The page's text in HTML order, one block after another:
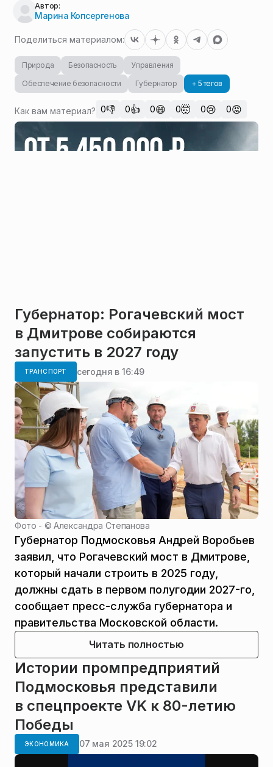
Автор:
Марина Копсергенова
Поделиться материалом:
Природа Безопасность
Управления
Обеспечение безопасности
Губернатор + 5 тегов
Как вам материал? 0👎 0👍 0😄 0🤯 0😢 0😡
Губернатор: Рогачевский мост
в Дмитрове собираются
запустить в 2027 году
ТРАНСПОРТ сегодня в 16:49
Фото - ©Александра Степанова
Губернатор Подмосковья Андрей Воробьев
заявил, что Рогачевский мост в Дмитрове,
который начали строить в 2025 году,
должны сдать в первом полугодии 2027-го,
сообщает пресс-служба губернатора и
правительства Московской области.
Читать полностью
Истории промпредприятий
Подмосковья представили
в спецпроекте VK к 80-летию
Победы
ЭКОНОМИКА 07 мая 2025 19:02